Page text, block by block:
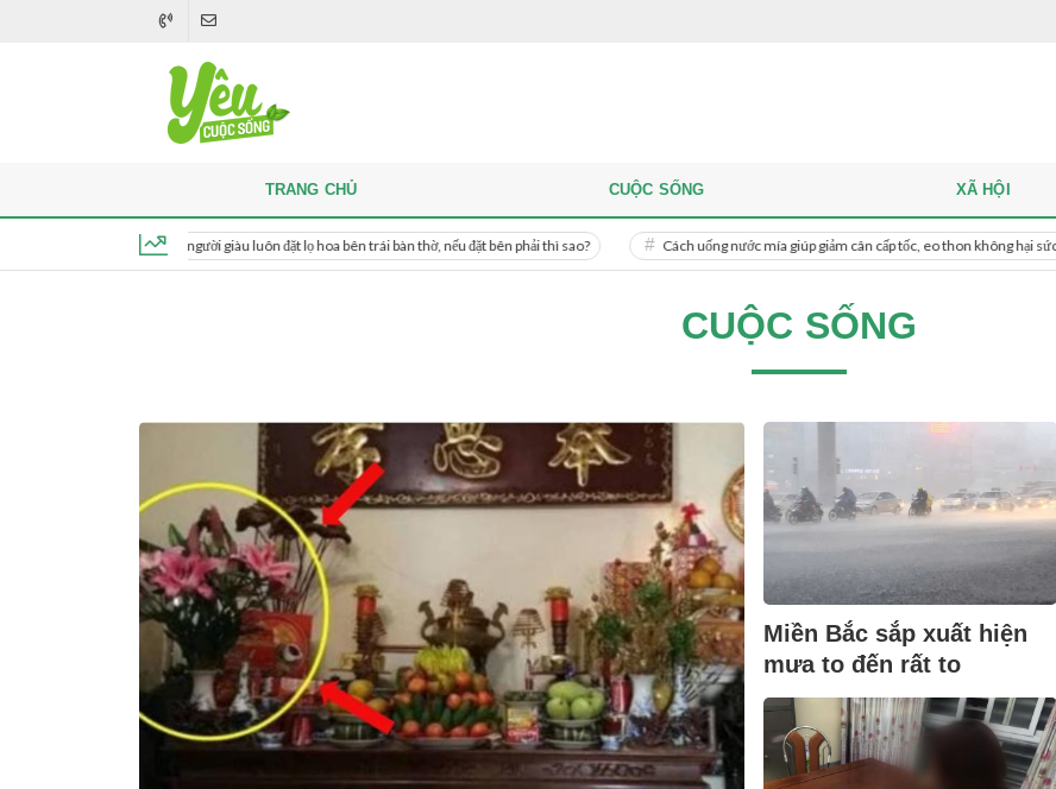
Khi thắp hương, người giàu luôn đặt lọ hoa bên trái bàn thờ, nếu đặt bên phải thì sao? Cách uống nước mía giúp giảm cân cấp tốc, eo thon không hại sức khỏe
TRANG CHỦ CUỘC SỐNG XÃ HỘI
CUỘC SỐNG
Miền Bắc sắp xuất hiện
mưa to đến rất to